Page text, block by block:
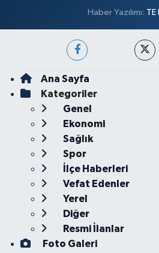
Haber Yazılımı: TE
Ana Sayfa
Kategoriler
Genel
Ekonomi
Sağlık
Spor
İlçe Haberleri
Vefat Edenler
Yerel
Diğer
Resmi İlanlar
Foto Galeri